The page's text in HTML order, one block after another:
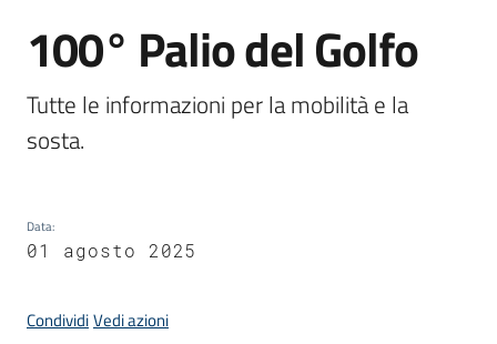
d'oro al
Merito
Civile
Medaglia
Militare
Salta al contenuto
100° Palio del Golfo
Tutte le informazioni per la mobilità e la
sosta.
Data:
01 agosto 2025
CondividiVedi azioni